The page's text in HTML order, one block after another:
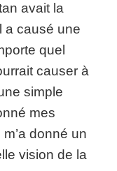
avait la
a causé une
quel
causer à
simple
mes
donné un
vision de la